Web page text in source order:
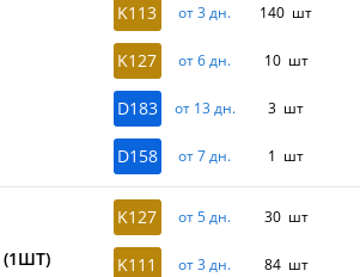
K113 от 3 дн. 140 шт
K127 от 6 дн. 10 шт
D183 от 13 дн. 3 шт
D158 от 7 дн. 1 шт
K127 от 5 дн. 30 шт
K111 от 3 дн. 84 шт